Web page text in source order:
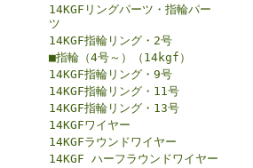
14KGFリングパーツ・指輪パー
ツ
14KGF指輪リング・2号
■指輪（4号～）（14kgf）
14KGF指輪リング・9号
14KGF指輪リング・11号
14KGF指輪リング・13号
14KGFワイヤー
14KGFラウンドワイヤー
14KGF ハーフラウンドワイヤー